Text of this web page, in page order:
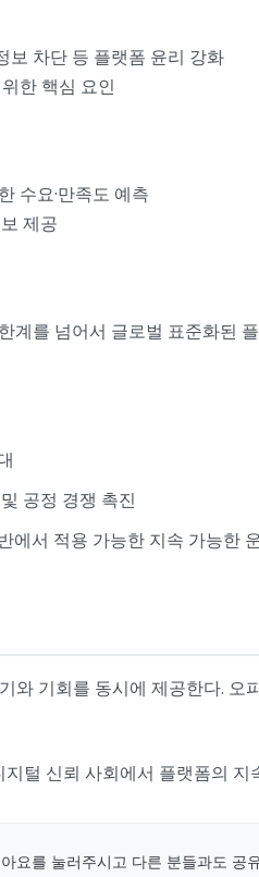
보 차단 등 플랫폼 윤리 강화
한 핵심 요인
수요·만족도 예측
제공
계를 넘어서 글로벌 표준화된
공정 경쟁 촉진
에서 적용 가능한 지속 가능한
와 기회를 동시에 제공한다.
털 신뢰 사회에서 플랫폼의
요를 눌러주시고 다른 분들과도 공